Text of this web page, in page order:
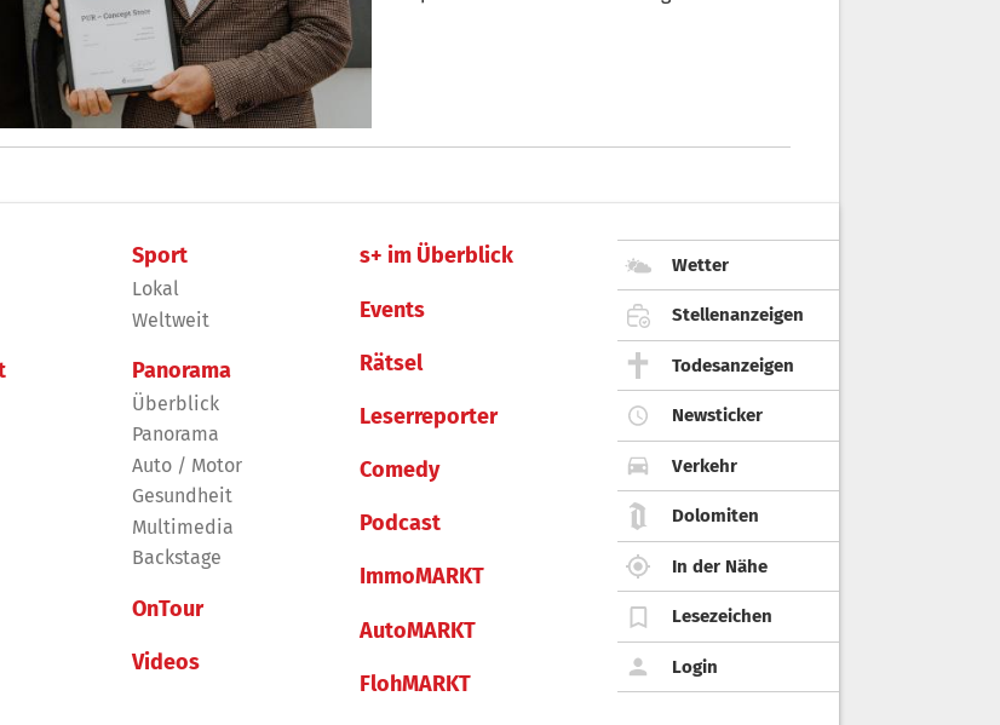
Sport
Lokal
Weltweit
Panorama
Überblick
Panorama
Auto / Motor
Gesundheit
Multimedia
Backstage
OnTour
Videos
s+ im Überblick
Events
Rätsel
Leserreporter
Comedy
Podcast
ImmoMARKT
AutoMARKT
FlohMARKT
Wetter
Stellenanzeigen
Todesanzeigen
Newsticker
Verkehr
Dolomiten
In der Nähe
Lesezeichen
Login